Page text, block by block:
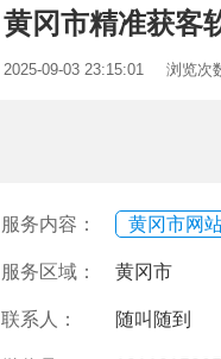
黄冈市精准获客
2025-09-03 23:15:01 浏览次
服务内容： 黄冈市网
服务区域： 黄冈市
联系人： 随叫随到